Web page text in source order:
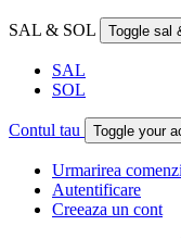
SAL & SOL Toggle sal
SAL
SOL
Contul tau Toggle your
Urmarirea
Autentificare
Creeaza un cont